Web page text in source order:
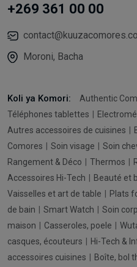
+269 361 00 00
Moroni, Bacha
Koli ya Komori: Authentic
Téléphones tablettes
Autres accessoires de cuisines
Comores
Soin visage Soin
Rangement & Déco
Thermos
Accessoires Hi-Tech
Beauté et
Vaisselles et art de table
Plats
de bain
Smart Watch Soin
maison
Casseroles, poele
casques, écouteurs
Hi-Tech &
accessoires cuisines
Boîte, bol